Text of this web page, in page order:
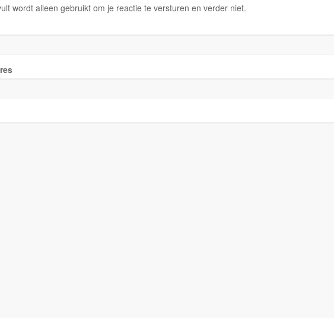
wordt alleen gebruikt om je reactie te versturen en verder niet.